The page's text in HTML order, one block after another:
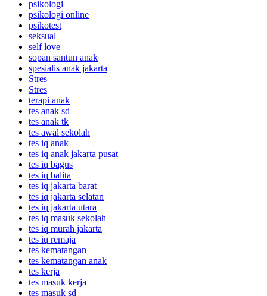
psikologi
psikologi online
psikotest
seksual
self love
sopan santun anak
spesialis anak jakarta
Stres
Stres
terapi anak
tes anak sd
tes anak tk
tes awal sekolah
tes iq anak
tes iq anak jakarta pusat
tes iq bagus
tes iq balita
tes iq jakarta barat
tes iq jakarta selatan
tes iq jakarta utara
tes iq masuk sekolah
tes iq murah jakarta
tes iq remaja
tes kematangan
tes kematangan anak
tes kerja
tes masuk kerja
tes masuk sd